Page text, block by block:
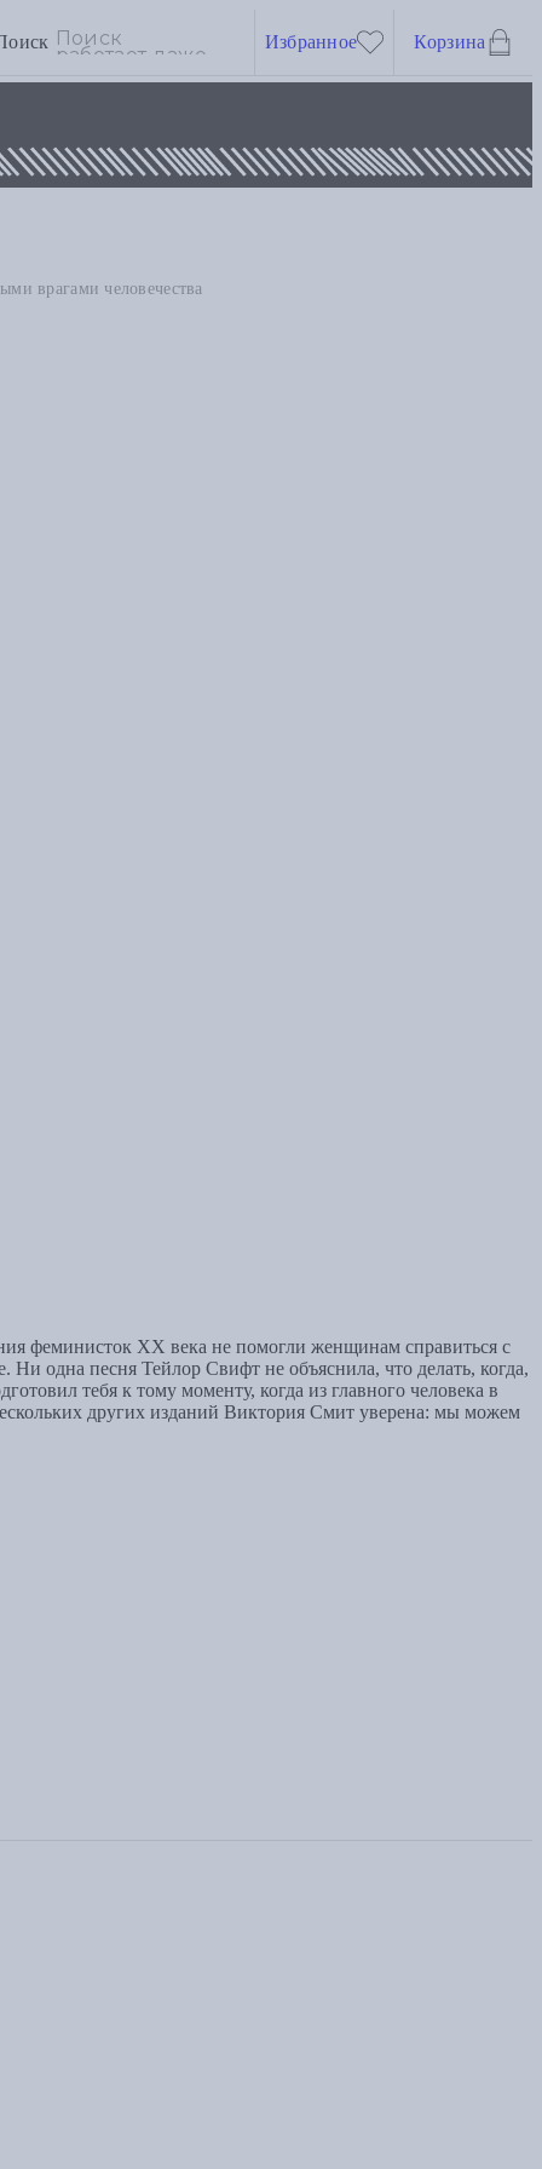
Избранное Корзина
врагами человечества
феминисток XX века не помогли женщинам справиться с
одна песня Тейлор Свифт не объяснила, что делать, когда,
тебя к тому моменту, когда из главного человека в
других изданий Виктория Смит уверена: мы можем